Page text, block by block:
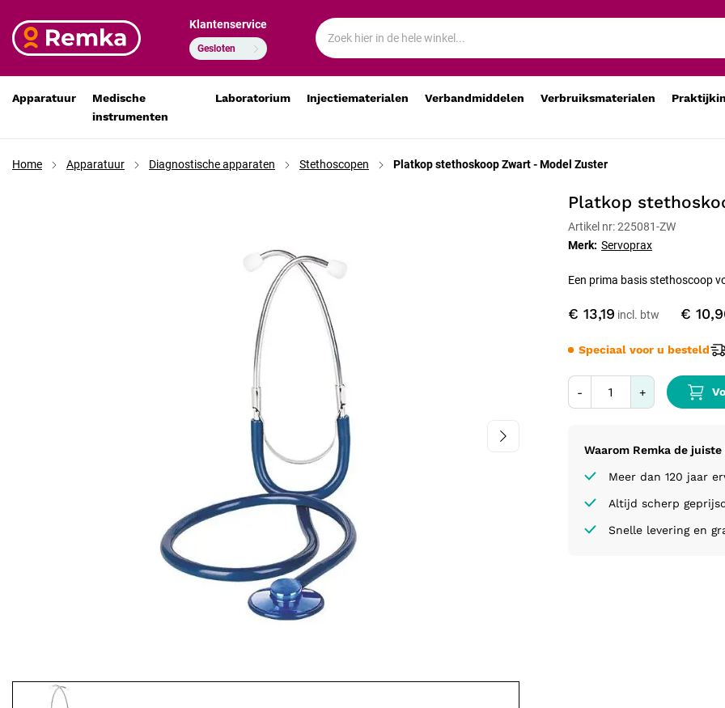
Klantenservice
Gesloten
Apparatuur
Medische
instrumenten
Laboratorium Injectiematerialen Verbandmiddelen Verbruiksmaterialen
Home Apparatuur Diagnostische apparaten Stethoscopen Platkop stethoskoop Zwart - Model Zuster
Platkop
€ 13,19 €
Platkop stethoskoop Zwart - Model Zuster
€ 13,19
€ 10,90
- +
Merk: Servoprax
Waarom Remka de juiste
Meer dan 120 jaar
Altijd scherp
Snelle levering en
Artikel nr: 225081-ZW
Speciaal voor u besteld
Een prima basis stethoscoop